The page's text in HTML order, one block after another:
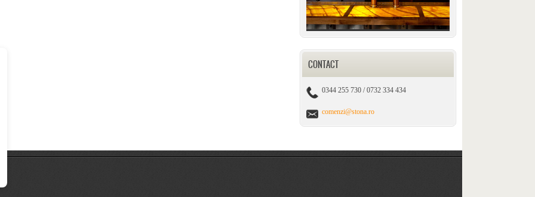
CONTACT
0344 255 730 / 0732 334 434
comenzi@stona.ro